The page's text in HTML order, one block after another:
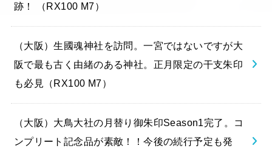
跡！ （RX100 M7）
（大阪）生國魂神社を訪問。一宮ではないですが大
阪で最も古く由緒のある神社。正月限定の干支朱印
も必見（RX100 M7）
（大阪）大鳥大社の月替り御朱印Season1完了。コ
ンプリート記念品が素敵！！今後の続行予定も発